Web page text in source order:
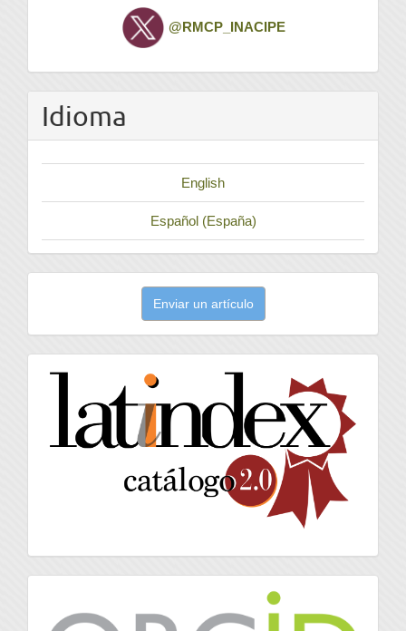
Twitter @RMCP_INACIPE
Idioma
English
Español (España)
artículo
Enviar un artículo
latindex